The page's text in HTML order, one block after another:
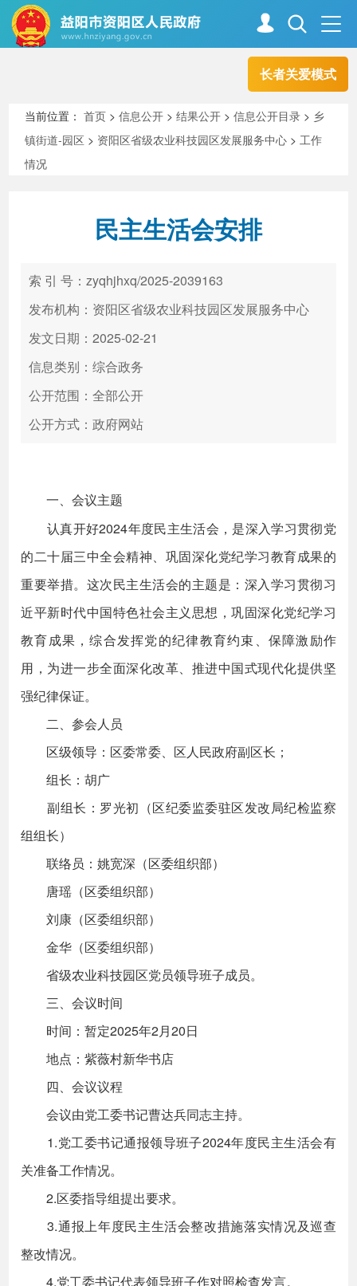
长者关爱模式
走进资阳
新闻中心 解读回应
政务服务
高效办成一件事
当前位置：首页 >信息公开 >结果公开 >信息公开目录 > 乡
镇街道-园区 > 资阳区省级农业科技园区发展服务中心 >工作
情况
民主生活会安排
索 引 号：zyqhjhxq/2025-2039163
发布机构：资阳区省级农业科技园区发展服务中心
发文日期：2025-02-21
信息类别：综合政务
公开范围：全部公开
公开方式：政府网站
一、会议主题
认真开好2024年度民主生活会，是深入学习贯彻党
的二十届三中全会精神、巩固深化党纪学习教育成果的
重要举措。这次民主生活会的主题是：深入学习贯彻习
近平新时代中国特色社会主义思想，巩固深化党纪学习
教育成果，综合发挥党的纪律教育约束、保障激励作
用，为进一步全面深化改革、推进中国式现代化提供坚
强纪律保证。
二、参会人员
区级领导：区委常委、区人民政府副区长；
组长：胡广
副组长：罗光初（区纪委监委驻区发改局纪检监察
组组长）
联络员：姚宽深（区委组织部）
唐瑶（区委组织部）
刘康（区委组织部）
金华（区委组织部）
省级农业科技园区党员领导班子成员。
三、会议时间
时间：暂定2025年2月20日
地点：紫薇村新华书店
四、会议议程
会议由党工委书记曹达兵同志主持。
1.党工委书记通报领导班子2024年度民主生活会有
关准备工作情况。
2.区委指导组提出要求。
3.通报上年度民主生活会整改措施落实情况及巡查
整改情况。
4.党工委书记代表领导班子作对照检查发言。